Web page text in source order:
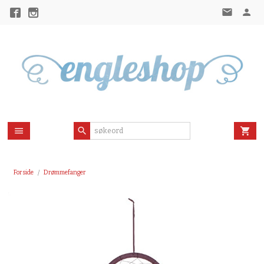
Forside Drømmefanger